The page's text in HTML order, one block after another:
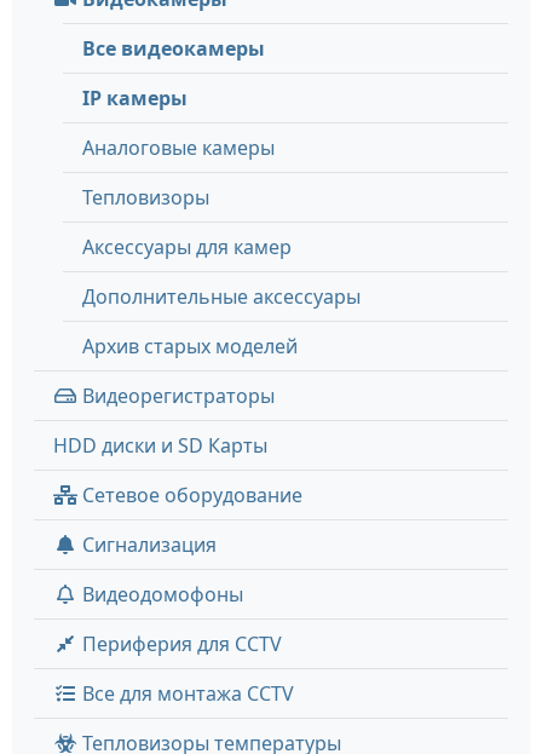
Все видеокамеры
IP камеры
Аналоговые камеры
Тепловизоры
Аксессуары для камер
Дополнительные аксессуары
Архив старых моделей
Видеорегистраторы
HDD диски и SD Карты
Сетевое оборудование
Сигнализация
Видеодомофоны
Периферия для CCTV
Все для монтажа CCTV
Тепловизоры температуры